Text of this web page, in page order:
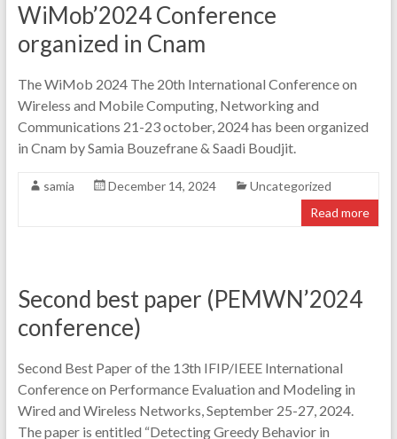
WiMob’2024 Conference
organized in Cnam
The WiMob 2024 The 20th International Conference on
Wireless and Mobile Computing, Networking and
Communications 21-23 october, 2024 has been organized
in Cnam by Samia Bouzefrane & Saadi Boudjit.
samia December 14, 2024
Uncategorized
Read more
Second best paper (PEMWN’2024
conference)
Second Best Paper of the 13th IFIP/IEEE International
Conference on Performance Evaluation and Modeling in
Wired and Wireless Networks, September 25-27, 2024.
The paper is entitled “Detecting Greedy Behavior in